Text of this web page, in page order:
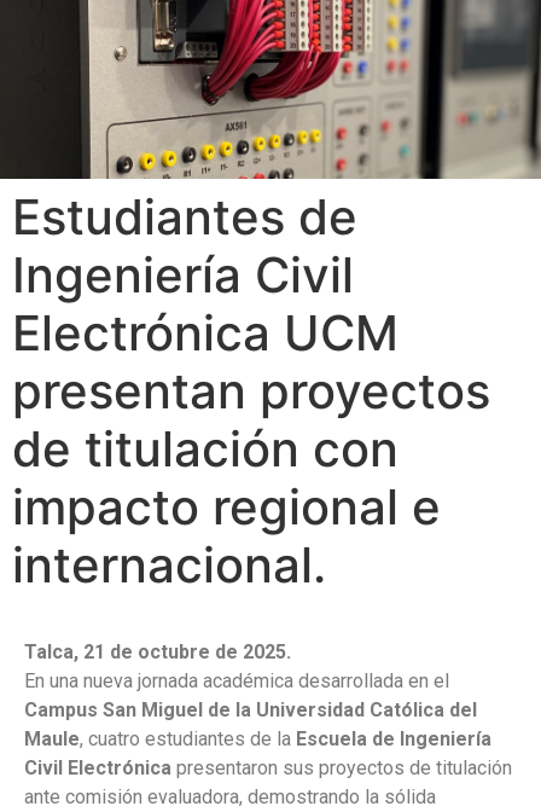
Estudiantes de
Ingeniería Civil
Electrónica UCM
presentan proyectos
de titulación con
impacto regional e
internacional.
Talca, 21 de octubre de 2025.
En una nueva jornada académica desarrollada en el
Campus San Miguel de la Universidad Católica del
Maule, cuatro estudiantes de la Escuela de Ingeniería
Civil Electrónica presentaron sus proyectos de titulación
ante comisión evaluadora, demostrando la sólida